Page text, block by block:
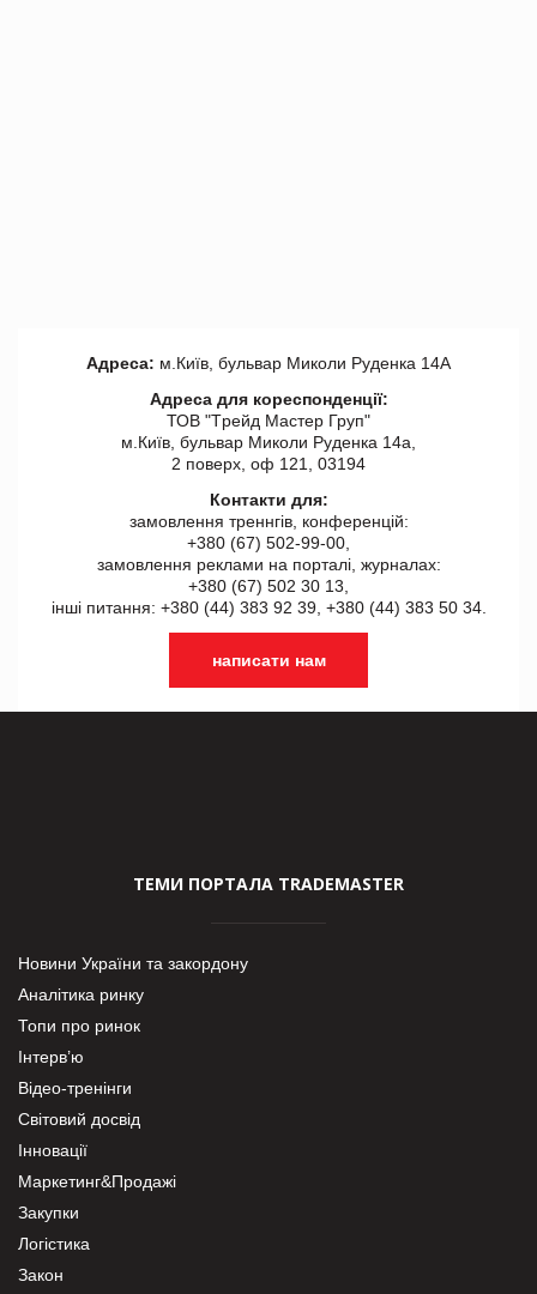
Адреса: м.Київ, бульвар Миколи Руденка 14А
Адреса для кореспонденції:
ТОВ "Tрейд Мастер Груп"
м.Київ, бульвар Миколи Руденка 14а,
2 поверх, оф 121, 03194
Контакти для:
замовлення треннгів, конференцій:
+380 (67) 502-99-00,
замовлення реклами на порталі, журналах:
+380 (67) 502 30 13,
інші питання: +380 (44) 383 92 39, +380 (44) 383 50 34.
написати нам
ТЕМИ ПОРТАЛА TRADEMASTER
Новини України та закордону
Аналітика ринку
Топи про ринок
Інтерв’ю
Відео-тренінги
Світовий досвід
Інновації
Маркетинг&Продажі
Закупки
Логістика
Закон